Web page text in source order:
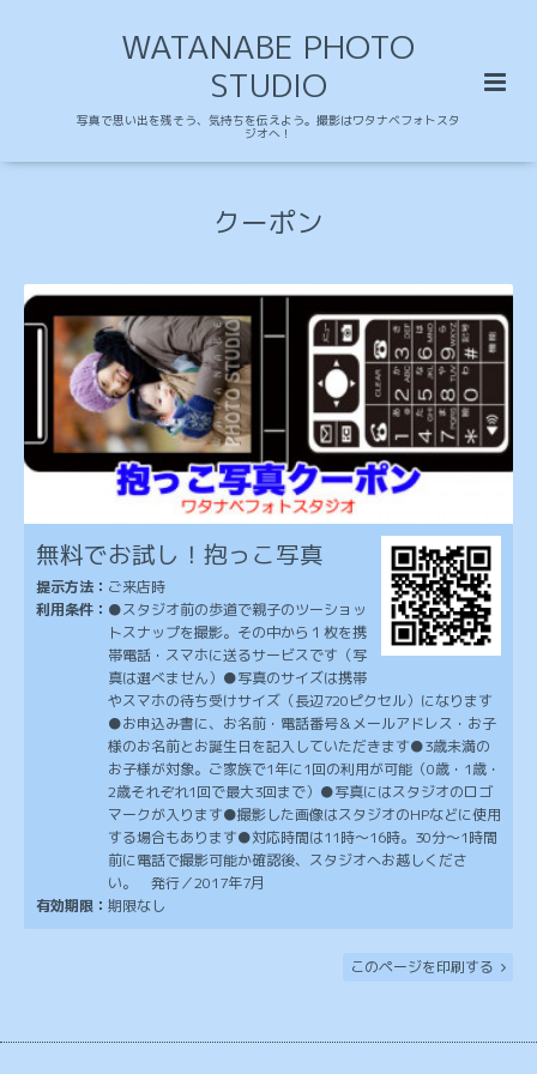
WATANABE PHOTO
STUDIO
写真で思い出を残そう、気持ちを伝えよう。撮影はワタナベフォトスタ
ジオへ！
クーポン
無料でお試し！抱っこ写真
提示方法： ご来店時
利用条件： ●スタジオ前の歩道で親子のツーショッ
トスナップを撮影。その中から１枚を携
帯電話・スマホに送るサービスです（写
真は選べません）●写真のサイズは携帯
やスマホの待ち受けサイズ（長辺720ピクセル）になります
●お申込み書に、お名前・電話番号＆メールアドレス・お子
様のお名前とお誕生日を記入していただきます●3歳未満の
お子様が対象。ご家族で1年に1回の利用が可能（0歳・1歳・
2歳それぞれ1回で最大3回まで）●写真にはスタジオのロゴ
マークが入ります●撮影した画像はスタジオのHPなどに使用
する場合もあります●対応時間は11時〜16時。30分〜1時間
前に電話で撮影可能か確認後、スタジオへお越しくださ
い。 発行／2017年7月
有効期限： 期限なし
このページを印刷する